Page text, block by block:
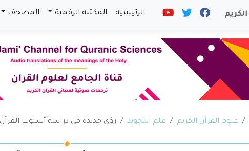
الرئيسية المكتبة الرقمية المصحف
علوم القرآن الكريم علم التجويد رؤى جديدة في دراسة أسلوب